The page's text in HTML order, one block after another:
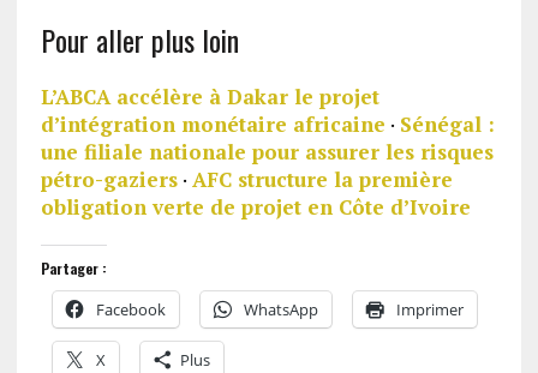
Pour aller plus loin
L’ABCA accélère à Dakar le projet
d’intégration monétaire africaine · Sénégal :
une filiale nationale pour assurer les risques
pétro-gaziers· AFC structure la première
obligation verte de projet en Côte d’Ivoire
Partager :
Facebook WhatsApp Imprimer
X Plus